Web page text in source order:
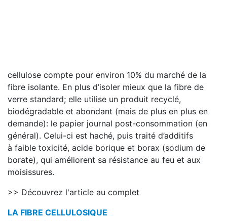
cellulose compte pour environ 10% du marché de la
fibre isolante. En plus d’isoler mieux que la fibre de
verre standard; elle utilise un produit recyclé,
biodégradable et abondant (mais de plus en plus en
demande): le papier journal post-consommation (en
général). Celui-ci est haché, puis traité d’additifs
à faible toxicité, acide borique et borax (sodium de
borate), qui améliorent sa résistance au feu et aux
moisissures.
>> Découvrez l'article au complet
LA FIBRE CELLULOSIQUE